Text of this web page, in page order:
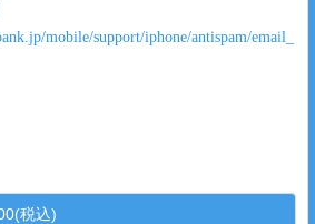
mobile/support/iphone/antispam/email_
税込)